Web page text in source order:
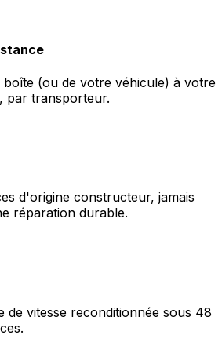
boîte (ou de votre véhicule) à votre
par transporteur.
d'origine constructeur, jamais
réparation durable.
de vitesse reconditionnée sous 48